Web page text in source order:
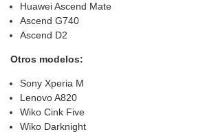
Huawei Ascend Mate
Ascend G740
Ascend D2
Otros modelos:
Sony Xperia M
Lenovo A820
Wiko Cink Five
Wiko Darknight